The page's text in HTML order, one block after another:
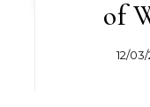
of
12/